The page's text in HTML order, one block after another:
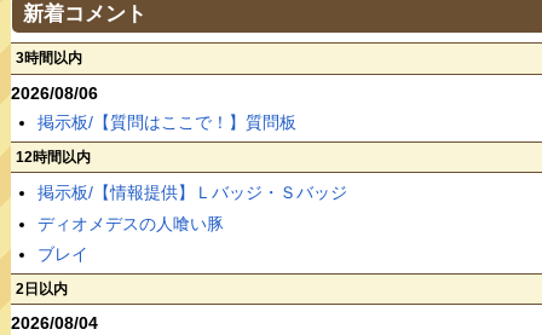
新着コメント
3時間以内
2026/08/06
掲示板/【質問はここで！】質問板
12時間以内
掲示板/【情報提供】Ｌバッジ・Ｓバッジ
ディオメデスの人喰い豚
ブレイ
2日以内
2026/08/04